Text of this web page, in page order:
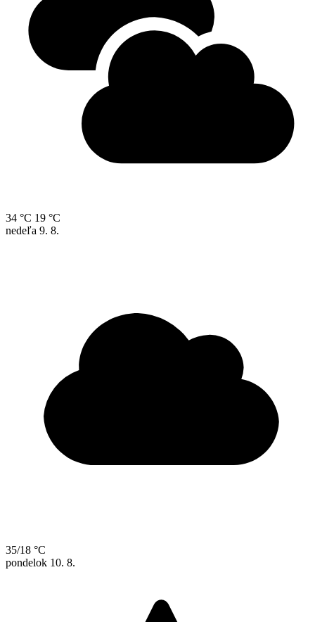
34 °C 19 °C
nedeľa 9. 8.
35/18 °C
pondelok 10. 8.